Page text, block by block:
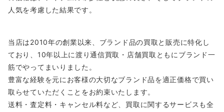
人気を考慮した結果です。
当店は2010年の創業以来、ブランド品の買取と販売に特化し
ており、10年以上に渡り通信買取・店舗買取ともにブランド一
筋でやってまいりました。
豊富な経験を元にお客様の大切なブランド品を適正価格で買い
取らせていただくことをお約束いたします。
送料・査定料・キャンセル料など、買取に関するサービスも全